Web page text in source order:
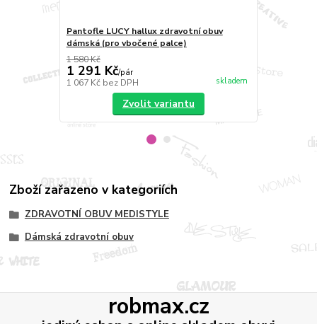
Pantofle LUCY hallux zdravotní obuv
dámská (pro vbočené palce)
1 580 Kč
1 291 Kč/pár
1 067 Kč bez DPH skladem
Zvolit variantu
Pantofle
1 173 Kč
Zboží zařazeno v kategoriích
ZDRAVOTNÍ OBUV MEDISTYLE
Dámská zdravotní obuv
robmax.cz